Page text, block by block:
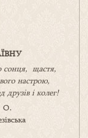
сонця, щастя,
настрою,
друзів і колег!
О.